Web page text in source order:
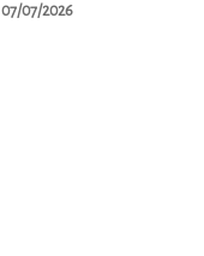
07/07/2026